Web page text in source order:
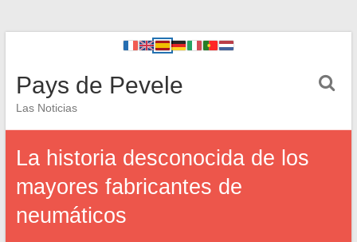
Pays de Pevele
Las Noticias
La historia desconocida de los
mayores fabricantes de
neumáticos